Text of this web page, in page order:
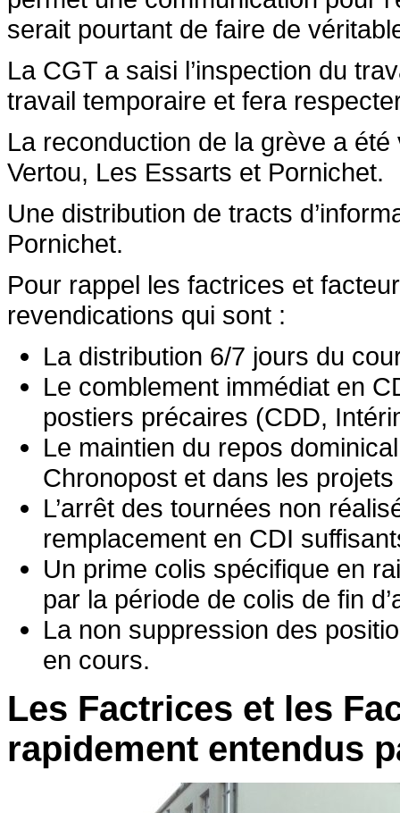
serait pourtant de faire de
La CGT a saisi l’inspection du
travail temporaire et fera
La reconduction de la grève a
Vertou, Les Essarts et Pornichet.
Une distribution de tracts
Pornichet.
Pour rappel les factrices et
revendications qui sont :
La distribution 6/7 jours du
Le comblement immédiat en
postiers précaires (CDD,
Le maintien du repos
Chronopost et dans les
L’arrêt des tournées non
remplacement en CDI
Un prime colis spécifique en
par la période de colis de fin
La non suppression des
en cours.
Les Factrices et les
rapidement entendus